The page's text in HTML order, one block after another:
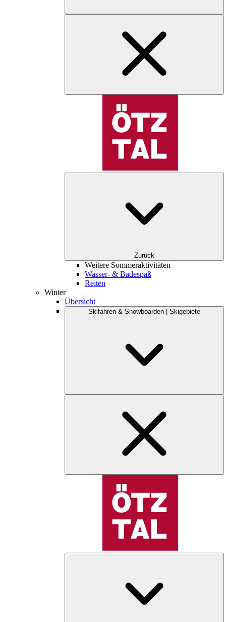
Zurück
Weitere Sommeraktivitäten
Wasser- & Badespaß
Reiten
Winter
Übersicht
Skifahren & Snowboarden | Skigebiete